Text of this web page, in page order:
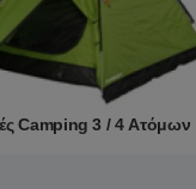
Camping 3 / 4 Ατόμων